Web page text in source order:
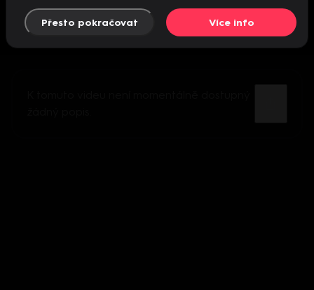
Přesto pokračovat Více info